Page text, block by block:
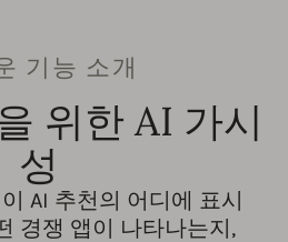
기능 소개
위한 AI 가시
성
AI 추천의 어디에 표시
경쟁 앱이 나타나는지,